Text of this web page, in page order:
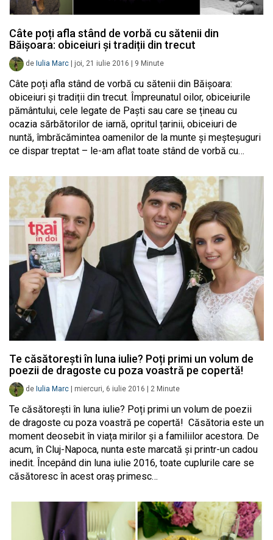
Câte poți afla stând de vorbă cu sătenii din
Băișoara: obiceiuri și tradiții din trecut
de Iulia Marc joi, 21 iulie 2016 9 Minute
Câte poți afla stând de vorbă cu sătenii din Băișoara:
obiceiuri și tradiții din trecut. Împreunatul oilor, obiceiurile
pământului, cele legate de Paști sau care se țineau cu
ocazia sărbătorilor de iarnă, opritul țarinii, obiceiuri de
nuntă, îmbrăcămintea oamenilor de la munte și meșteșuguri
ce dispar treptat – le-am aflat toate stând de vorbă cu…
Te căsătorești în luna iulie? Poți primi un volum de
poezii de dragoste cu poza voastră pe copertă!
de Iulia Marc miercuri, 6 iulie 2016 2 Minute
Te căsătorești în luna iulie? Poți primi un volum de poezii
de dragoste cu poza voastră pe copertă! Căsătoria este un
moment deosebit în viața mirilor și a familiilor acestora. De
acum, în Cluj-Napoca, nunta este marcată și printr-un cadou
inedit. Începând din luna iulie 2016, toate cuplurile care se
căsătoresc în acest oraș primesc…